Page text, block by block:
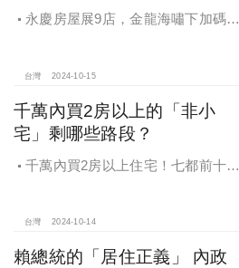
永慶房屋展9店，金龍海嘯下加碼員
福感，看得到更領得到！業務新人保
障前12個月每月5萬
台灣 2024-10-15
千萬內買2房以上的「非小
宅」剩哪些路段？
千萬內買2房以上住宅！七都前十大
台灣 2024-10-14
賴總統的「居住正義」 內政